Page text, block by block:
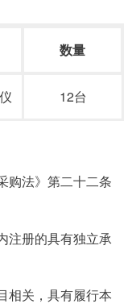
数量
12台
购法》第二十二条
注册的具有独立承
相关，具有履行本